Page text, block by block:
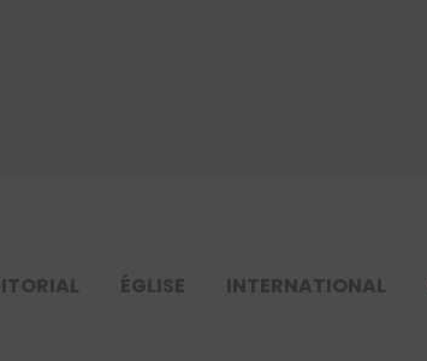
ÉGLISE INTERNATIONAL